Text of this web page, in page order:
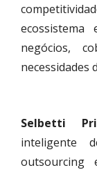
negócios,
necessidades
Selbetti
inteligente
outsourcing